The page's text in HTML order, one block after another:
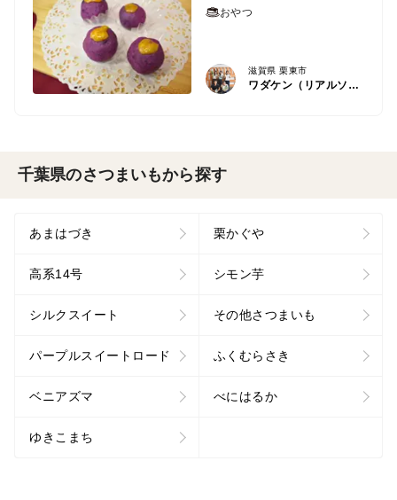
おやつ
滋賀県 栗東市
ワダケン（リアルソイルハウス）
千葉県のさつまいもから探す
あまはづき 栗かぐや
高系14号 シモン芋
シルクスイート その他さつまいも
パープルスイートロード ふくむらさき
ベニアズマ べにはるか
ゆきこまち